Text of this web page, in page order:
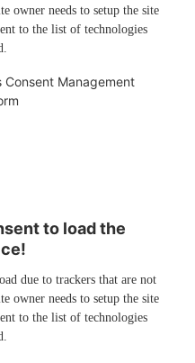
owner needs to setup the site
to the list of technologies
Consent Management
to load the
due to trackers that are not
owner needs to setup the site
to the list of technologies